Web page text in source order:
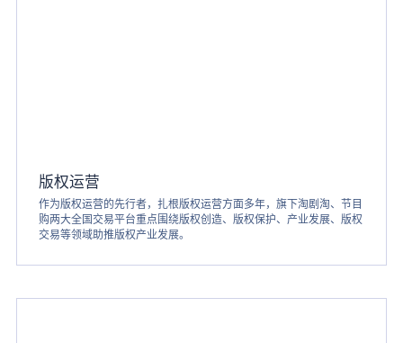
版权运营
作为版权运营的先行者，扎根版权运营方面多年，旗下淘剧淘、节目
购两大全国交易平台重点围绕版权创造、版权保护、产业发展、版权
交易等领域助推版权产业发展。